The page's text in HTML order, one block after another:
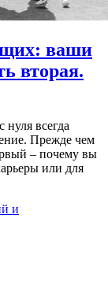
ваши
вторая.
всегда
Прежде чем
– почему вы
или для